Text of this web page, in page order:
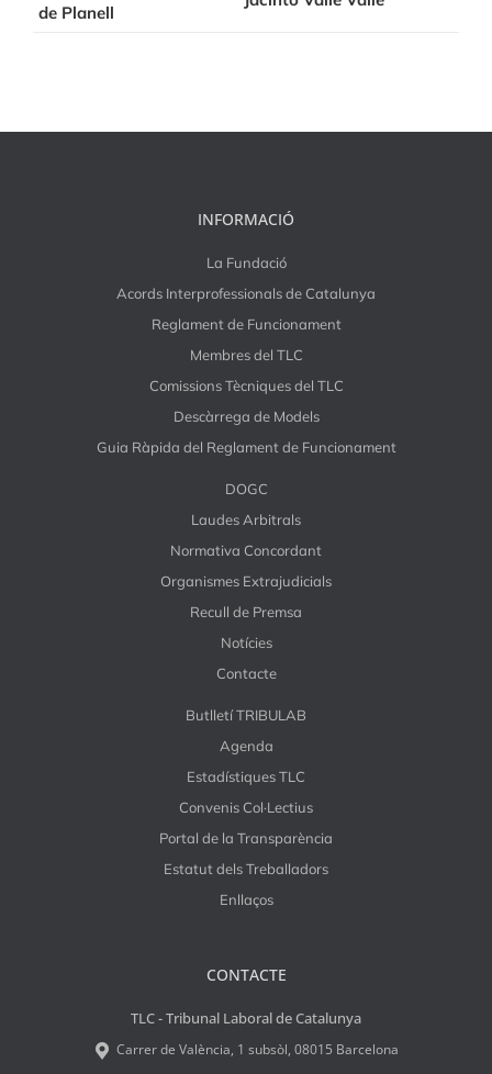
de Planell
INFORMACIÓ
La Fundació
Acords Interprofessionals de Catalunya
Reglament de Funcionament
Membres del TLC
Comissions Tècniques del TLC
Descàrrega de Models
Guia Ràpida del Reglament de Funcionament
DOGC
Laudes Arbitrals
Normativa Concordant
Organismes Extrajudicials
Recull de Premsa
Notícies
Contacte
Butlletí TRIBULAB
Agenda
Estadístiques TLC
Convenis Col·Lectius
Portal de la Transparència
Estatut dels Treballadors
Enllaços
CONTACTE
TLC - Tribunal Laboral de Catalunya
Carrer de València, 1 subsòl, 08015 Barcelona